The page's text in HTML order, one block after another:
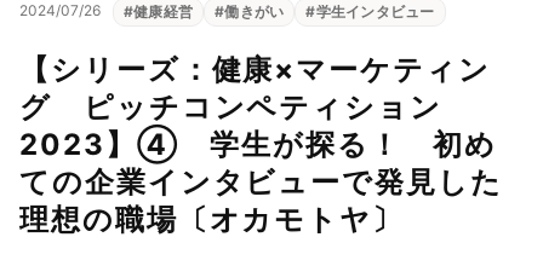
2024/07/26 #健康経営 #働きがい #学生インタビュー
【シリーズ：健康×マーケティン
グ ピッチコンペティション
2023】④ 学生が探る！ 初め
ての企業インタビューで発見した
理想の職場〔オカモトヤ〕